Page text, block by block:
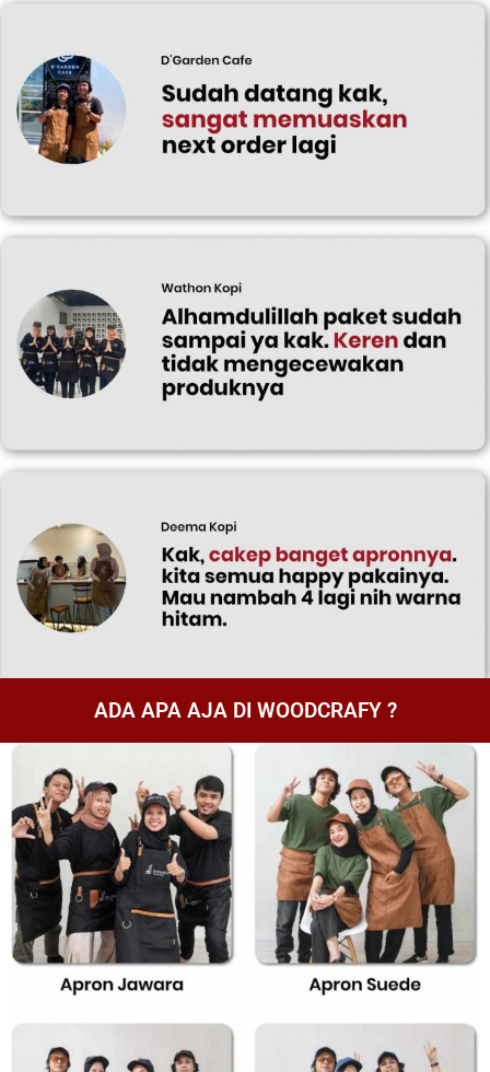
ADA APA AJA DI WOODCRAFY ?